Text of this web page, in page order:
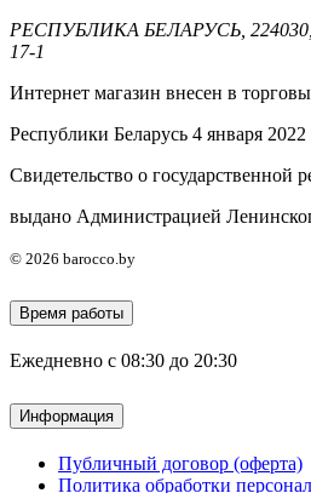
РЕСПУБЛИКА БЕЛАРУСЬ, 224030,
17-1
Интернет магазин внесен в
Республики Беларусь 4 января 2022
Свидетельство о государственной
выдано Администрацией
© 2026 barocco.by
Время работы
Ежедневно с 08:30 до 20:30
Информация
Публичный договор (оферта)
Политика обработки